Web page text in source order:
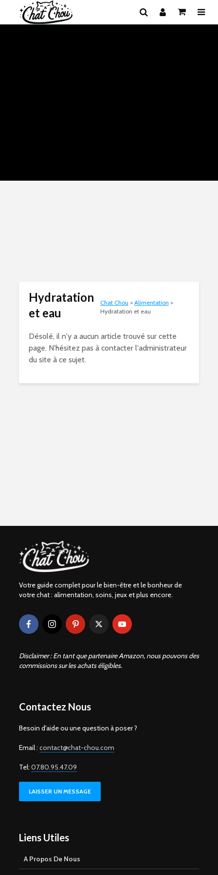
Hydratation
et eau
Chat Chou > Alimentation >
Hydratation et eau
Désolé, il n'y a aucun article trouvé sur cette
page. N'hésitez pas à contacter l'administrateur
du site à ce sujet.
Votre guide complet pour le bien-être et le bonheur de
votre chat : alimentation, soins, jeux et plus encore.
Disclaimer : En tant que partenaire Amazon, nous pouvons des
commissions sur les achats éligibles.
Contactez Nous
Besoin d'aide ou une question à poser ?
Email : contact@chat-chou.com
Tel: 07.80.95.47.09
LAISSER UN MESSAGE
Liens Utiles
A Propos De Nous